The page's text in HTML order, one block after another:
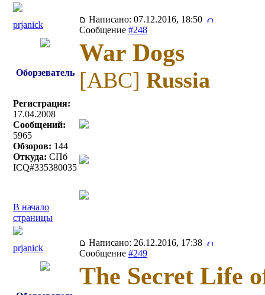
prjanick
Написано: 07.12.2016, 18:50
Сообщение #248
Оборзеватель
Регистрация:
17.04.2008
Сообщений:
5965
Обзоров: 144
Откуда: СПб
ICQ#335380035
War Dogs
[ABC] Russia
В начало
страницы
prjanick
Написано: 26.12.2016, 17:38
Сообщение #249
The Secret Life